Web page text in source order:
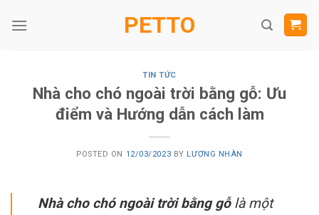
PETTO
TIN TỨC
Nhà cho chó ngoài trời bằng gỗ: Ưu
điểm và Hướng dẫn cách làm
POSTED ON 12/03/2023 BY LƯƠNG NHÀN
Nhà cho chó ngoài trời bằng gỗlà một